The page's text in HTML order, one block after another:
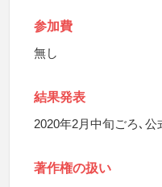
参加費
無し
結果発表
2020年2月中旬ごろ､
著作権の扱い